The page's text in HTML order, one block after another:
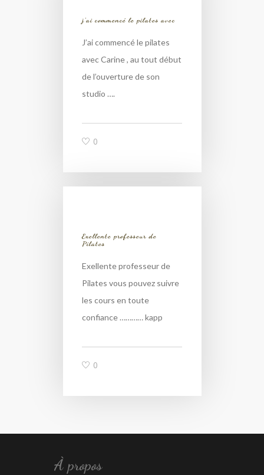
j’ai commencé le pilates avec
J’ai commencé le pilates
avec Carine , au tout début
de l’ouverture de son
studio ….
0
Exellente professeur de
Pilates
Exellente professeur de
Pilates vous pouvez suivre
les cours en toute
confiance ………… kapp
0
À propos